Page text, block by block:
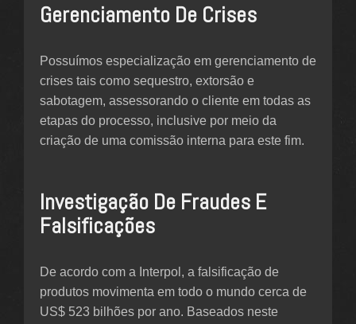
Gerenciamento De Crises
Possuímos especialização em gerenciamento de
crises tais como sequestro, extorsão e
sabotagem, assessorando o cliente em todas as
etapas do processo, inclusive por meio da
criação de uma comissão interna para este fim.
Investigação De Fraudes E
Falsificações
De acordo com a Interpol, a falsificação de
produtos movimenta em todo o mundo cerca de
US$ 523 bilhões por ano. Baseados neste